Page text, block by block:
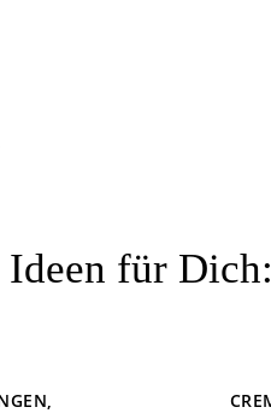
Ideen für Dich:
,